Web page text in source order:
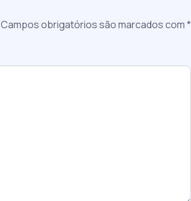
Campos obrigatórios são marcados com*